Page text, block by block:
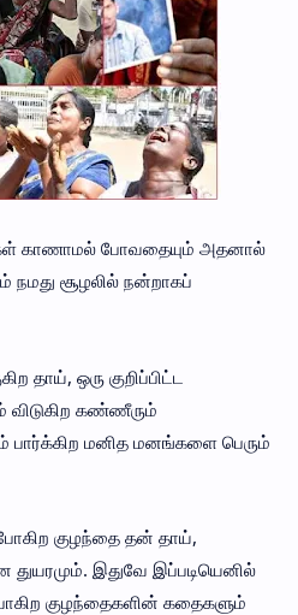
காணாமல் போவதையும் அதனால்
நமது சூழலில் நன்றாகப்
தாய், ஒரு குறிப்பிட்ட
விடுகிற கண்ணீரும்
பார்க்கிற மனித மனங்களை பெரும்
குழந்தை தன் தாய்,
இதுவே இப்படியெனில்
குழந்தைகளின் கதைகளும்